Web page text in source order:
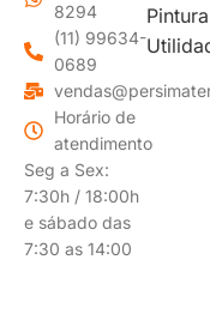
8294
(11) 99634-
0689
Horário de
atendimento
Seg a Sex:
7:30h / 18:00h
e sábado das
7:30 as 14:00
Pintura